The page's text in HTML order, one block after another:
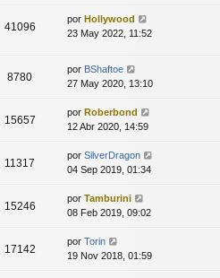
41096
por Hollywood
23 May 2022, 11:52
8780
por BShaftoe
27 May 2020, 13:10
15657
por Roberbond
12 Abr 2020, 14:59
11317
por SilverDragon
04 Sep 2019, 01:34
15246
por Tamburini
08 Feb 2019, 09:02
17142
por Torin
19 Nov 2018, 01:59